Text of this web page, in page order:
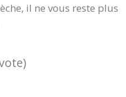
il ne vous reste plus